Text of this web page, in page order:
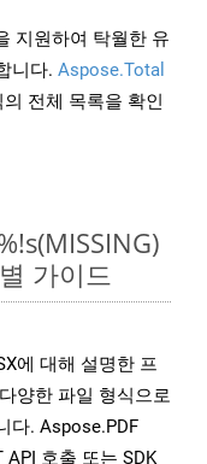
지원하여 탁월한 유
니다. Aspose.Total
전체 목록을 확인
가이드
에 대해 설명한 프
양한 파일 형식으로
다. Aspose.PDF
API 호출 또는 SDK